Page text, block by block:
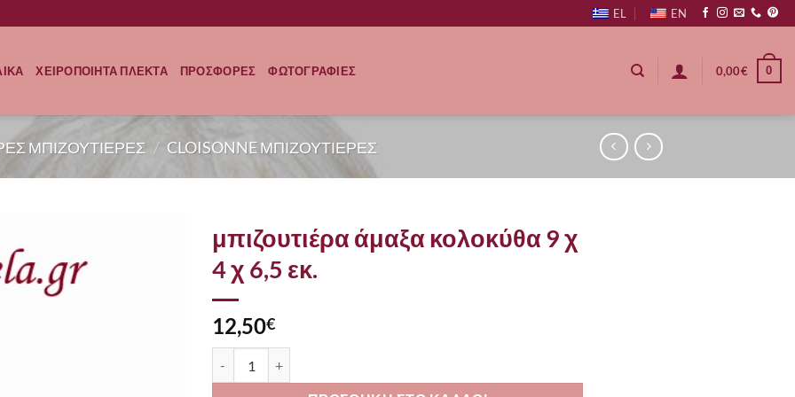
EL EN
ΧΕΙΡΟΠΟΙΗΤΑ ΠΛΕΚΤΑ ΠΡΟΣΦΟΡΕΣ ΦΩΤΟΓΡΑΦΙΕΣ 0,00€ 0
ΜΠΙΖΟΥΤΙΕΡΕΣ / CLOISONNE ΜΠΙΖΟΥΤΙΕΡΕΣ
μπιζουτιέρα άμαξα κολοκύθα 9 χ
4 χ 6,5 εκ.
12,50€